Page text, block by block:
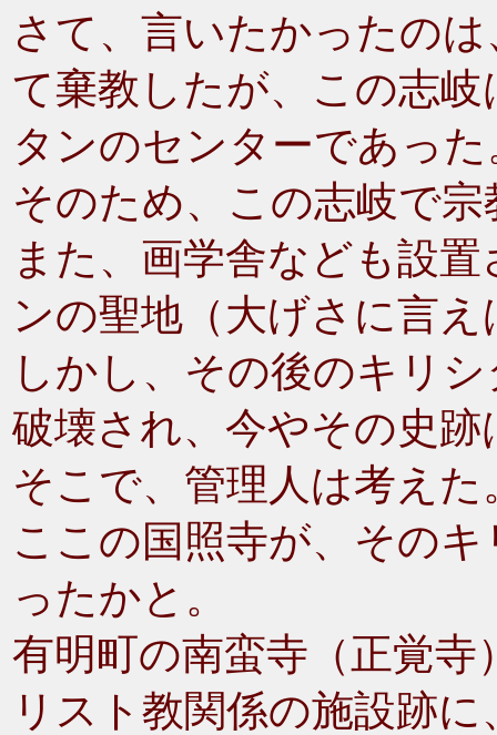
さて、言いたかったの
て棄教したが、この志
タンのセンターであった
そのため、この志岐で
また、画学舎なども設
ンの聖地（大げさに言
しかし、その後のキリ
破壊され、今やその史
そこで、管理人は考えた
ここの国照寺が、その
ったかと。
有明町の南蛮寺（正覚
リスト教関係の施設跡